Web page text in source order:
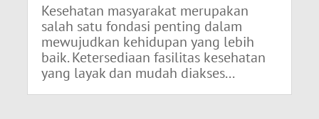
Kesehatan masyarakat merupakan
salah satu fondasi penting dalam
mewujudkan kehidupan yang lebih
baik. Ketersediaan fasilitas kesehatan
yang layak dan mudah diakses...